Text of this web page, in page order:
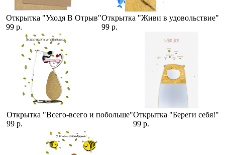
Открытка "Уходя В Отрыв"
99 р.
Открытка "Живи в удовольствие"
99 р.
Открытка "Всего-всего и побольше"
99 р.
Открытка "Береги себя!"
99 р.